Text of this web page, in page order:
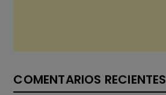
COMENTARIOS RECIENTES